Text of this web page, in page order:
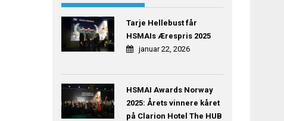
Tarje Hellebust får
HSMAIs Ærespris 2025
januar 22, 2026
HSMAI Awards Norway
2025: Årets vinnere kåret
på Clarion Hotel The HUB